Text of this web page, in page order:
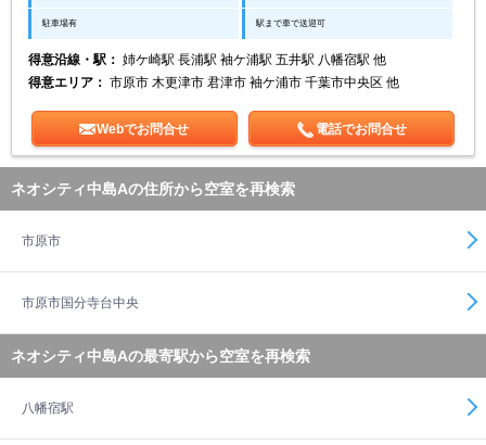
駐車場有 駅まで車で送迎可
得意沿線・駅： 姉ケ崎駅 長浦駅 袖ケ浦駅 五井駅 八幡宿駅 他
得意エリア： 市原市 木更津市 君津市 袖ケ浦市 千葉市中央区 他
Webでお問合せ 電話でお問合せ
ネオシティ中島Aの住所から空室を再検索
市原市
市原市国分寺台中央
ネオシティ中島Aの最寄駅から空室を再検索
八幡宿駅